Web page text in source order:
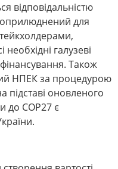
відповідальністю
для
галузеві
Також
НПЕК за процедурою
підставі оновленого
до СОР27 є